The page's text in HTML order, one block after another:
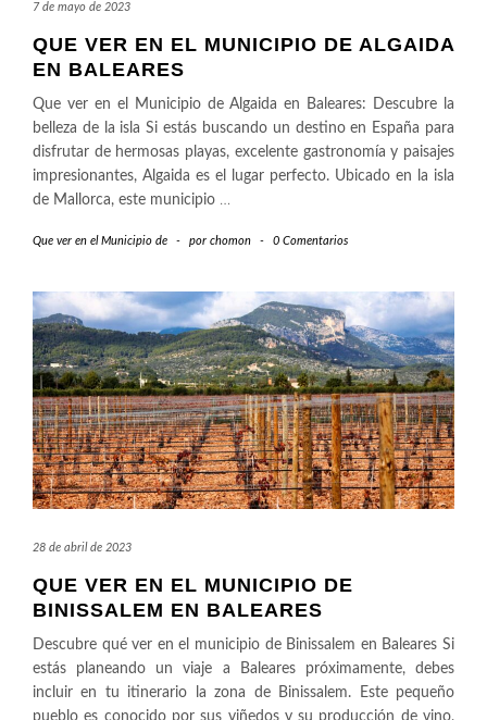
7 de mayo de 2023
QUE VER EN EL MUNICIPIO DE ALGAIDA
EN BALEARES
Que ver en el Municipio de Algaida en Baleares: Descubre la
belleza de la isla Si estás buscando un destino en España para
disfrutar de hermosas playas, excelente gastronomía y paisajes
impresionantes, Algaida es el lugar perfecto. Ubicado en la isla
de Mallorca, este municipio …
Que ver en el Municipio de - por chomon - 0 Comentarios
28 de abril de 2023
QUE VER EN EL MUNICIPIO DE
BINISSALEM EN BALEARES
Descubre qué ver en el municipio de Binissalem en Baleares Si
estás planeando un viaje a Baleares próximamente, debes
incluir en tu itinerario la zona de Binissalem. Este pequeño
pueblo es conocido por sus viñedos y su producción de vino,